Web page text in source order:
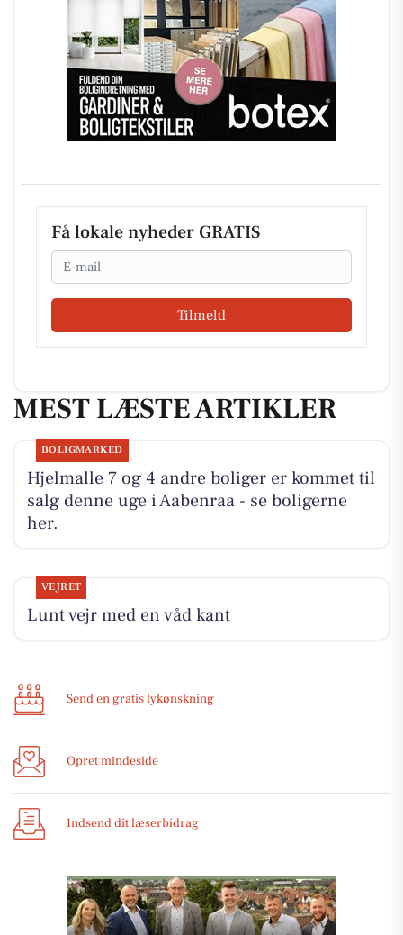
Få lokale nyheder GRATIS
Email
Tilmeld
MEST LÆSTE ARTIKLER
BOLIGMARKED
Hjelmalle 7 og 4 andre boliger er kommet til
salg denne uge i Aabenraa - se boligerne
her.
VEJRET
Lunt vejr med en våd kant
Send en gratis lykønskning
Opret mindeside
Indsend dit læserbidrag